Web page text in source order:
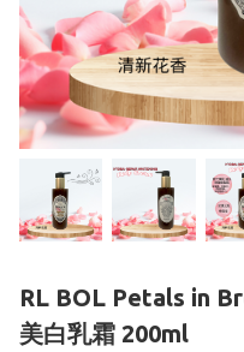
RL BOL Petals in
美白乳霜 200ml